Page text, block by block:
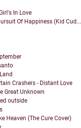
In Love
Of Happiness (Kid Cud...
Crashers - Distant Love
Great Unknown
outside
Heaven (The Cure Cover)